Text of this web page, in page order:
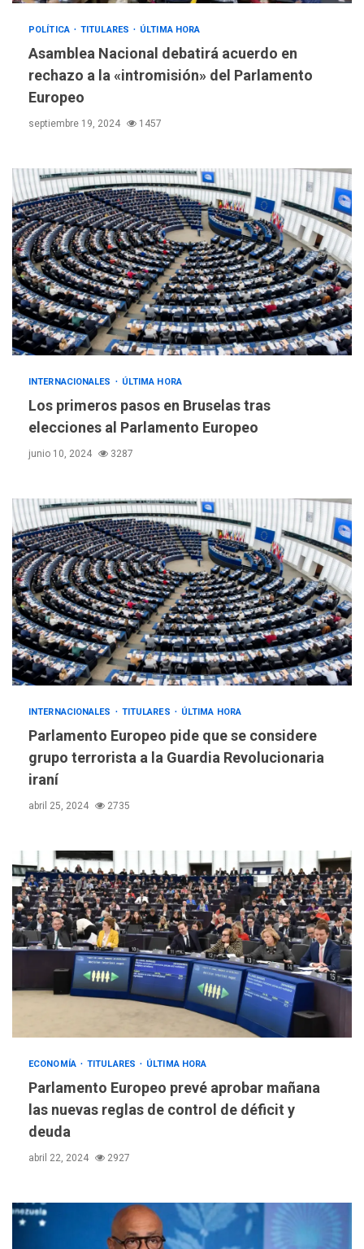
POLÍTICA TITULARES ÚLTIMA HORA
Asamblea Nacional debatirá acuerdo en
rechazo a la «intromisión» del Parlamento
Europeo
septiembre 19, 2024 1457
INTERNACIONALES ÚLTIMA HORA
Los primeros pasos en Bruselas tras
elecciones al Parlamento Europeo
junio 10, 2024 3287
INTERNACIONALES TITULARES ÚLTIMA HORA
Parlamento Europeo pide que se considere
grupo terrorista a la Guardia Revolucionaria
iraní
abril 25, 2024 2735
ECONOMÍA TITULARES ÚLTIMA HORA
Parlamento Europeo prevé aprobar mañana
las nuevas reglas de control de déficit y
deuda
abril 22, 2024 2927